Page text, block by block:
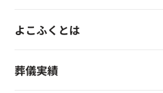
よこふくとは
葬儀実績